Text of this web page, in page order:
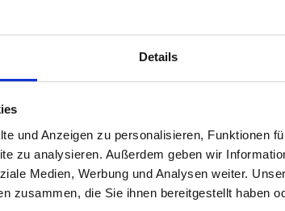
Details
und Anzeigen zu personalisieren, Funktionen
zu analysieren. Außerdem geben wir
Medien, Werbung und Analysen weiter.
zusammen, die Sie ihnen bereitgestellt haben